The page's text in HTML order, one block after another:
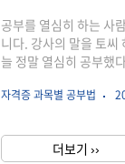
공부를 열심히 하는 사
니다. 강사의 말을 토씨
늘 정말 열심히 공부했
이 아니라, '나중에 다시
이 아니라, 정보를 얼마
히 '예쁘다'는 뜻이 아
자격증 과목별 공부법
더보기 ››